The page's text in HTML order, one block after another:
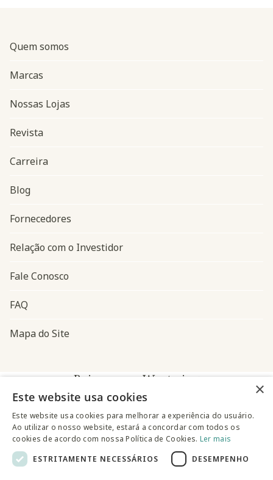
Navegação do rodapé
Quem somos
Marcas
Nossas Lojas
Revista
Carreira
Blog
Fornecedores
Relação com o Investidor
Fale Conosco
FAQ
Mapa do Site
Baixe o app Westwing
×
Este website usa cookies
Este website usa cookies para melhorar a experiência do usuário.
Ao utilizar o nosso website, estará a concordar com todos os
cookies de acordo com nossa Política de Cookies. Ler mais
ESTRITAMENTE NECESSÁRIOS
DESEMPENHO